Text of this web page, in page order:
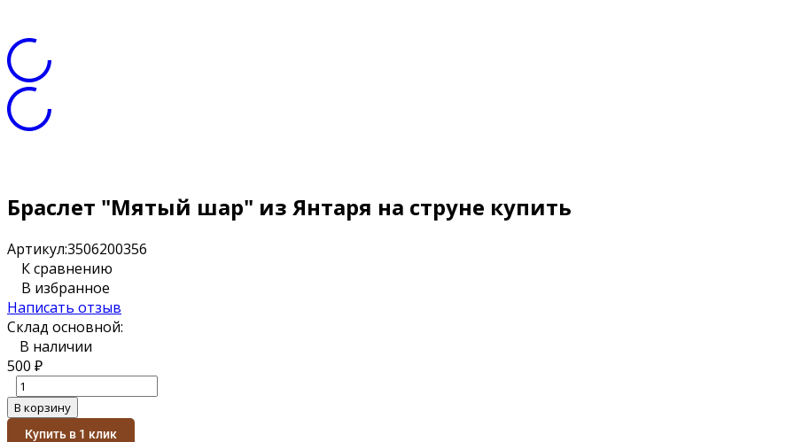
Браслет "Мятый шар" из Янтаря на струне купить
Артикул:3506200356
К сравнению
В избранное
Написать отзыв
Склад основной:
В наличии
500 ₽
В корзину
Купить в 1 клик